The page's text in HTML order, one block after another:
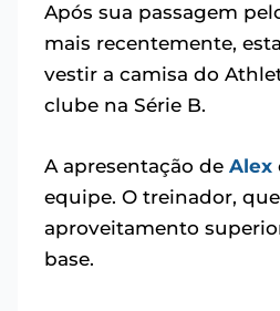
Após sua passagem
mais recentemente,
vestir a camisa do
clube na Série B.
A apresentação de Alex
equipe. O treinador,
aproveitamento
base.